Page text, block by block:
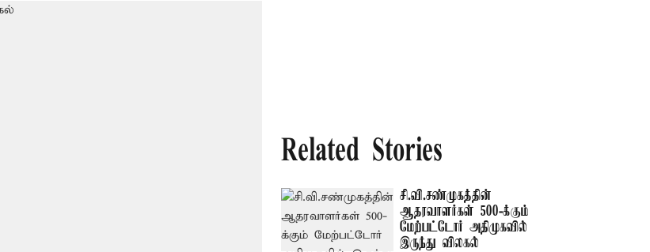
Related Stories
சி.வி.சண்முகத்தின்
ஆதரவாளர்கள் 500-க்கும்
மேற்பட்டோர் அதிமுகவில்
இருந்து விலகல்